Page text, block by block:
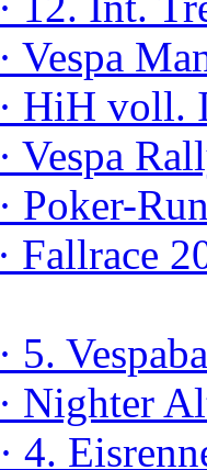
Vespa
HiH voll.
Vespa
Poker-
Fallrace
5.
Nighter
4.